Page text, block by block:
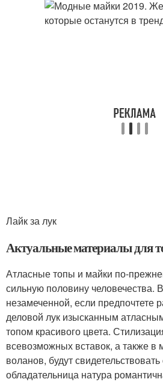
Лайк за лук
Актуальные материалы для
Атласные топы и майки по-
сильную половину человечества.
незамеченной, если предпочтете
деловой лук изысканным
топом красивого цвета.
всевозможных вставок, а также
воланов, будут
обладательница натура